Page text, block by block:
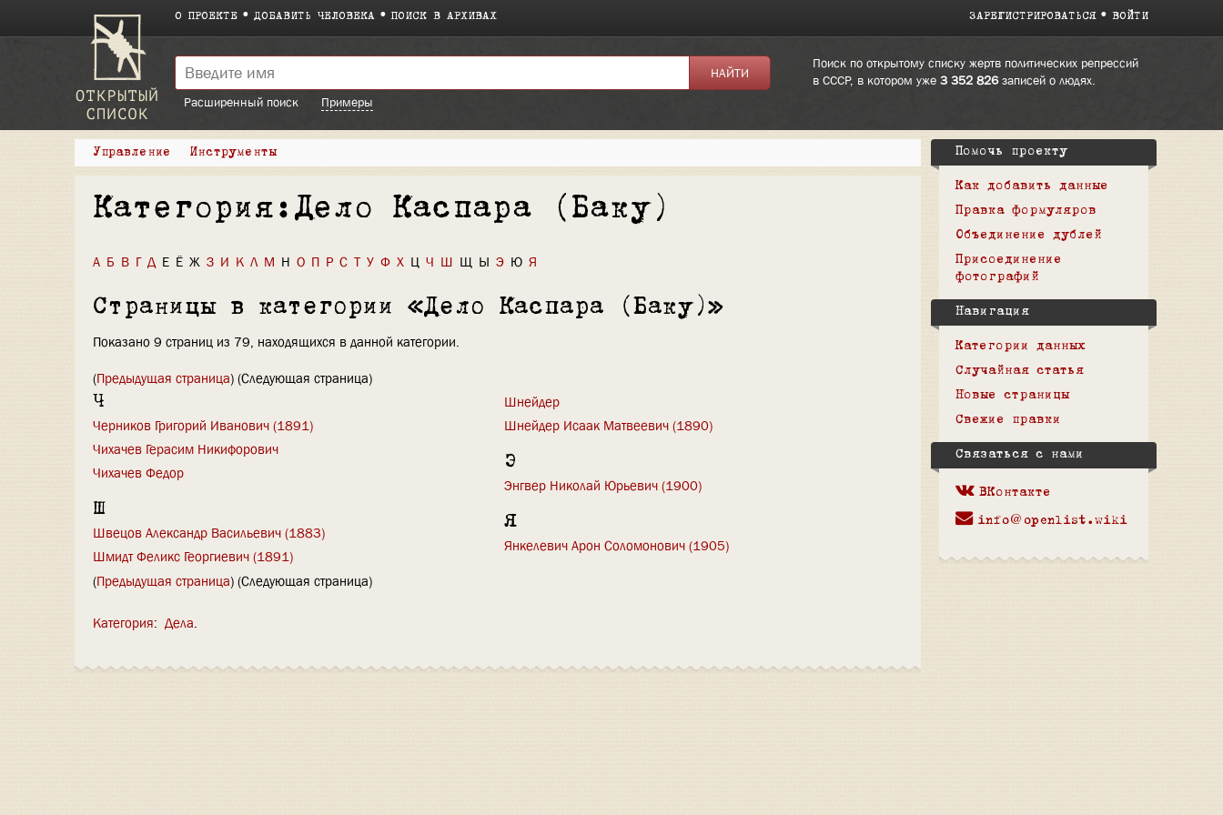
О ПРОЕКТЕ ДОБАВИТЬ ЧЕЛОВЕКА ПОИСК В АРХИВАХ ЗАРЕГИСТРИРОВАТЬСЯ ВОЙТИ
Поиск по открытому списку жертв политических репрессий
в СССР, в котором уже 3 352 826записей о людях.
Расширенный поиск
Примеры
Управление Инструменты
Категория:Дело Каспара (Баку)
А Б В Г Д Е Ё Ж З И К Л М Н О П Р С Т У Ф Х Ц Ч Ш Щ Ы Э Ю Я
Страницы в категории «Дело Каспара (Баку)»
Показано 9 страниц из 79, находящихся в данной категории.
(Предыдущая страница) (Следующая страница)
Ч
Черников Григорий Иванович (1891)
Чихачев Герасим Никифорович
Чихачев Федор
Ш
Швецов Александр Васильевич (1883)
Шмидт Феликс Георгиевич (1891)
Шнейдер
Шнейдер Исаак Матвеевич (1890)
Э
Энгвер Николай Юрьевич (1900)
Я
Янкелевич Арон Соломонович (1905)
(Предыдущая страница) (Следующая страница)
Категория: Дела
Помочь проекту
Как добавить данные
Правка формуляров
Объединение дублей
Присоединение
фотографий
Навигация
Категории данных
Случайная статья
Новые страницы
Свежие правки
Связаться с нами
ВКонтакте
info@openlist.wiki